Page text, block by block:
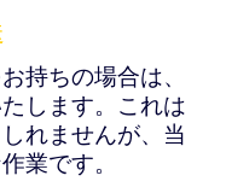
持ちの場合は、
します。これは
れませんが、当
業です。